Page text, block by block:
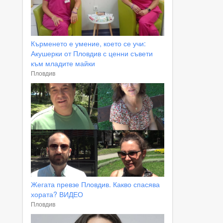
Кърменето е умение, което се учи:
Акушерки от Пловдив с ценни съвети
към младите майки
Пловдив
Жегата превзе Пловдив. Какво спасява
хората? ВИДЕО
Пловдив